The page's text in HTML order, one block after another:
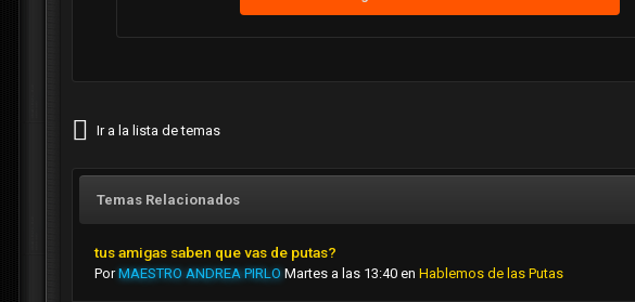
Ir a la lista de temas
Temas Relacionados
tus amigas saben que vas de putas?
PorMAESTRO ANDREA PIRLO Martes a las 13:40 en Hablemos de las Putas